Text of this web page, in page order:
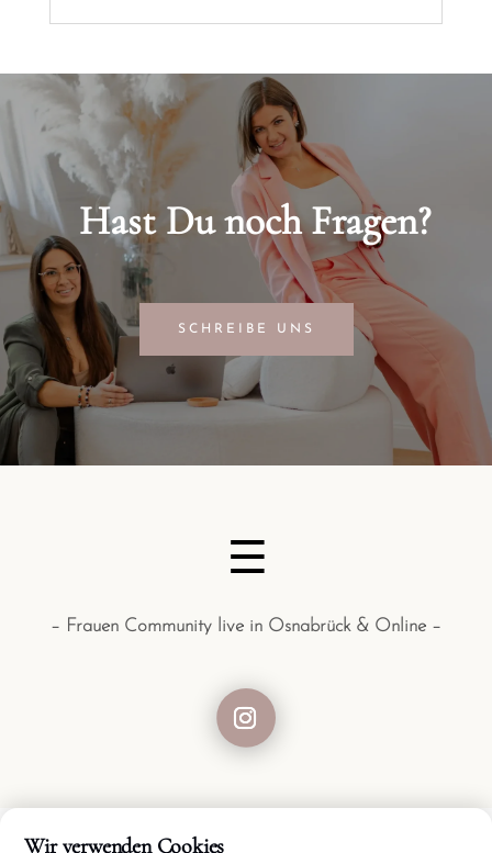
Hast Du noch Fragen?
SCHREIBE UNS
– Frauen Community live in Osnabrück & Online –
Wir verwenden Cookies